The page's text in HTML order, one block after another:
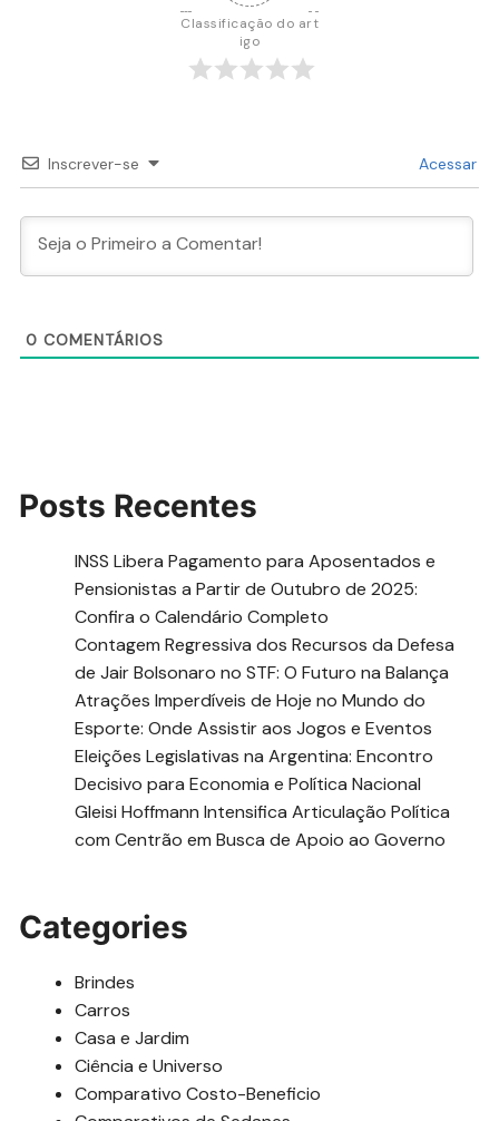
Classificação do art
igo
Inscrever-se Acessar
0 COMENTÁRIOS
Posts Recentes
INSS Libera Pagamento para Aposentados e
Pensionistas a Partir de Outubro de 2025:
Confira o Calendário Completo
Contagem Regressiva dos Recursos da Defesa
de Jair Bolsonaro no STF: O Futuro na Balança
Atrações Imperdíveis de Hoje no Mundo do
Esporte: Onde Assistir aos Jogos e Eventos
Eleições Legislativas na Argentina: Encontro
Decisivo para Economia e Política Nacional
Gleisi Hoffmann Intensifica Articulação Política
com Centrão em Busca de Apoio ao Governo
Categories
Brindes
Carros
Casa e Jardim
Ciência e Universo
Comparativo Costo-Beneficio